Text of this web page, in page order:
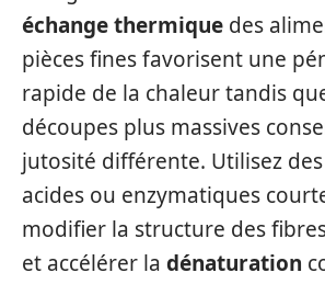
échange thermique des
pièces fines favorisent une
rapide de la chaleur tandis
découpes plus massives
jutosité différente. Utilisez
acides ou enzymatiques
modifier la structure des
et accélérer la dénaturation